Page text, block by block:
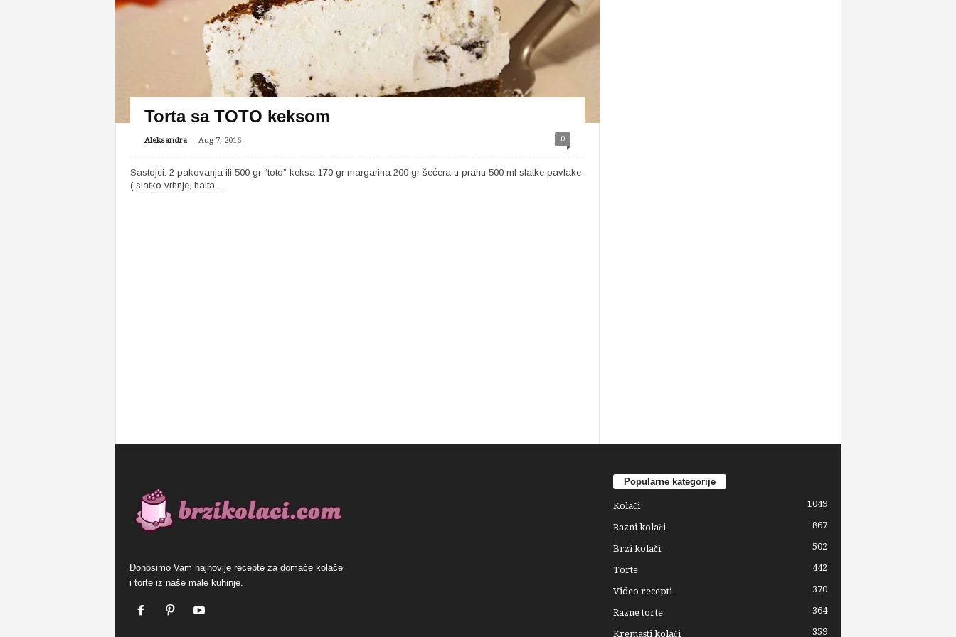
Torta sa TOTO keksom
Aleksandra - Aug 7, 2016 0
Sastojci: 2 pakovanja ili 500 gr “toto” keksa 170 gr margarina 200 gr šećera u prahu 500 ml slatke pavlake
( slatko vrhnje, halta,...
Donosimo Vam najnovije recepte za domaće kolače
i torte iz naše male kuhinje.
Popularne kategorije
Kolači 1049
Razni kolači 867
Brzi kolači 502
Torte 442
Video recepti 370
Razne torte 364
Kremasti kolači 359